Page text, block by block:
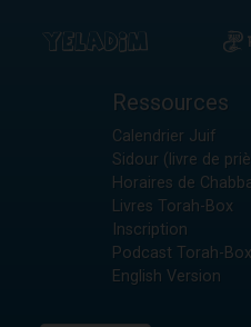
Ressources
Calendrier Juif
Sidour (livre de
Horaires de
Livres Torah-Box
Inscription
Podcast Torah-Box
English Version